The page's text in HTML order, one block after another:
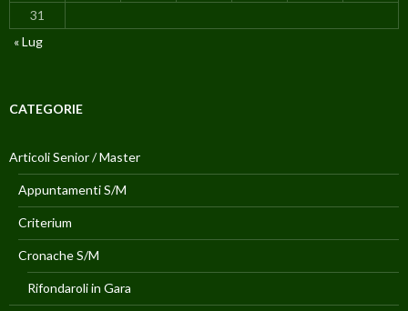
31
« Lug
CATEGORIE
Articoli Senior / Master
Appuntamenti S/M
Criterium
Cronache S/M
Rifondaroli in Gara